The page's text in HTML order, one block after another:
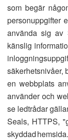
som begär
personuppgifter
använda sig av
känslig
säkerhetsnivåer,
en webbplats
använder och
se ledtrådar
Seals, HTTPS,
skyddad hemsida.